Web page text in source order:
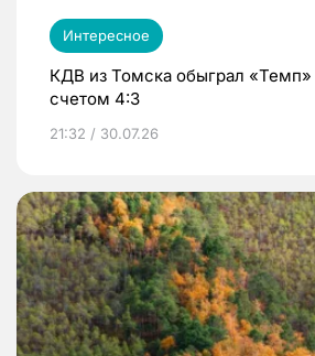
Интересное
КДВ из Томска обыграл «Темп»
счетом 4:3
21:32 / 30.07.26